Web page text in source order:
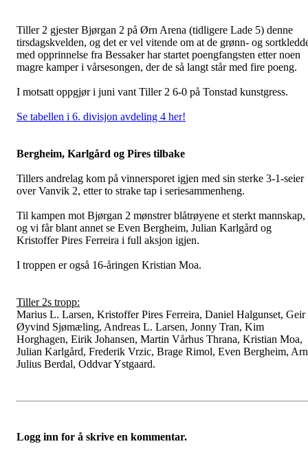
Tiller 2 gjester Bjørgan 2 på Ørn Arena (tidligere Lade 5) denne
tirsdagskvelden, og det er vel vitende om at de grønn- og
med opprinnelse fra Bessaker har startet poengfangsten etter noen
magre kamper i vårsesongen, der de så langt står med fire poeng.
I motsatt oppgjør i juni vant Tiller 2 6-0 på Tonstad kunstgress.
Se tabellen i 6. divisjon avdeling 4 her!
Bergheim, Karlgård og Pires tilbake
Tillers andrelag kom på vinnersporet igjen med sin sterke 3-1-seier
over Vanvik 2, etter to strake tap i seriesammenheng.
Til kampen mot Bjørgan 2 mønstrer blåtrøyene et sterkt mannskap,
og vi får blant annet se Even Bergheim, Julian Karlgård og
Kristoffer Pires Ferreira i full aksjon igjen.
I troppen er også 16-åringen Kristian Moa.
Tiller 2s tropp:
Marius L. Larsen, Kristoffer Pires Ferreira, Daniel Halgunset, Geir
Øyvind Sjømæling, Andreas L. Larsen, Jonny Tran, Kim
Horghagen, Eirik Johansen, Martin Vårhus Thrana, Kristian Moa,
Julian Karlgård, Frederik Vrzic, Brage Rimol, Even Bergheim,
Julius Berdal, Oddvar Ystgaard.
Logg inn for å skrive en kommentar.